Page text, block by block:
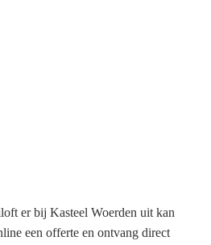
er bij Kasteel Woerden uit kan
een offerte en ontvang direct